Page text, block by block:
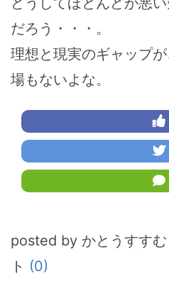
だろう・・・。
理想と現実のギャップ
場もないよな。
posted by かとうすすむ
ト (0)